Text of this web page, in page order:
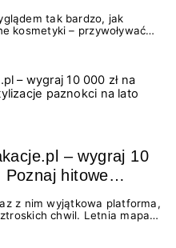
tak bardzo, jak
kosmetyki – przywoływać
to coś więcej niż
teksturę,
na podniebieniu. Tego lata
tworząc unikalny projekt
– wygraj 10
Poznaj hitowe
z nim wyjątkowa platforma,
chwil. Letnia mapa
wyjazdów, przez